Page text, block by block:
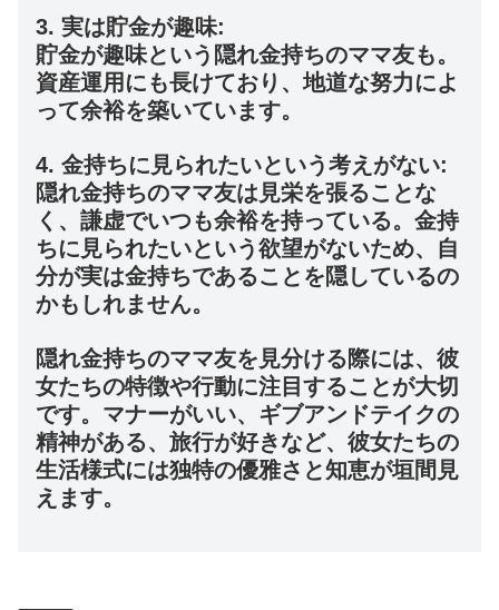
3. 実は貯金が趣味:
貯金が趣味という隠れ金持ちのママ友も。
資産運用にも長けており、地道な努力によ
って余裕を築いています。
4. 金持ちに見られたいという考えがない:
隠れ金持ちのママ友は見栄を張ることな
く、謙虚でいつも余裕を持っている。金持
ちに見られたいという欲望がないため、自
分が実は金持ちであることを隠しているの
かもしれません。
隠れ金持ちのママ友を見分ける際には、彼
女たちの特徴や行動に注目することが大切
です。マナーがいい、ギブアンドテイクの
精神がある、旅行が好きなど、彼女たちの
生活様式には独特の優雅さと知恵が垣間見
えます。